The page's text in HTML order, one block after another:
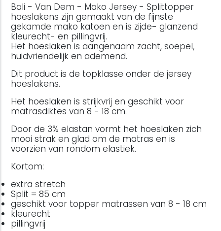
Bali - Van Dem - Mako Jersey - Splittopper
hoeslakens zijn gemaakt van de fijnste
gekamde mako katoen en is zijde- glanzend
kleurecht- en pillingvrij.
Het hoeslaken is aangenaam zacht, soepel,
huidvriendelijk en ademend.
Dit product is de topklasse onder de jersey
hoeslakens.
Het hoeslaken is strijkvrij en geschikt voor
matrasdiktes van 8 - 18 cm.
Door de 3% elastan vormt het hoeslaken zich
mooi strak en glad om de matras en is
voorzien van rondom elastiek.
Kortom:
extra stretch
Split = 85 cm
geschikt voor topper matrassen van 8 - 18 cm
kleurecht
pillingvrij